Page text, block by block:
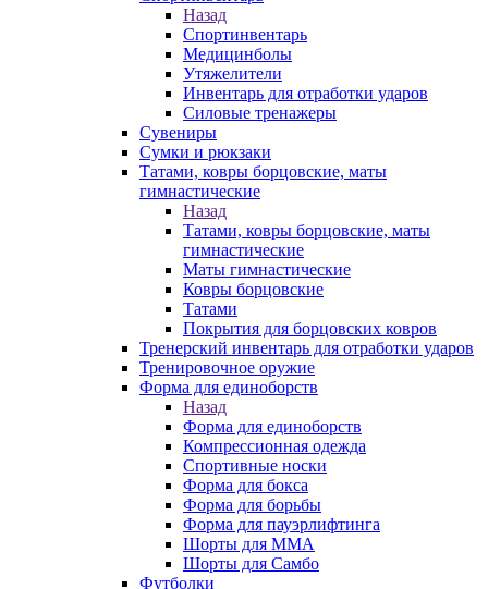
Назад
Спортинвентарь
Медицинболы
Утяжелители
Инвентарь для отработки ударов
Силовые тренажеры
Сувениры
Сумки и рюкзаки
Татами, ковры борцовские, маты
гимнастические
Назад
Татами, ковры борцовские, маты
гимнастические
Маты гимнастические
Ковры борцовские
Татами
Покрытия для борцовских ковров
Тренерский инвентарь для отработки ударов
Тренировочное оружие
Форма для единоборств
Назад
Форма для единоборств
Компрессионная одежда
Спортивные носки
Форма для бокса
Форма для борьбы
Форма для пауэрлифтинга
Шорты для ММА
Шорты для Самбо
Футболки